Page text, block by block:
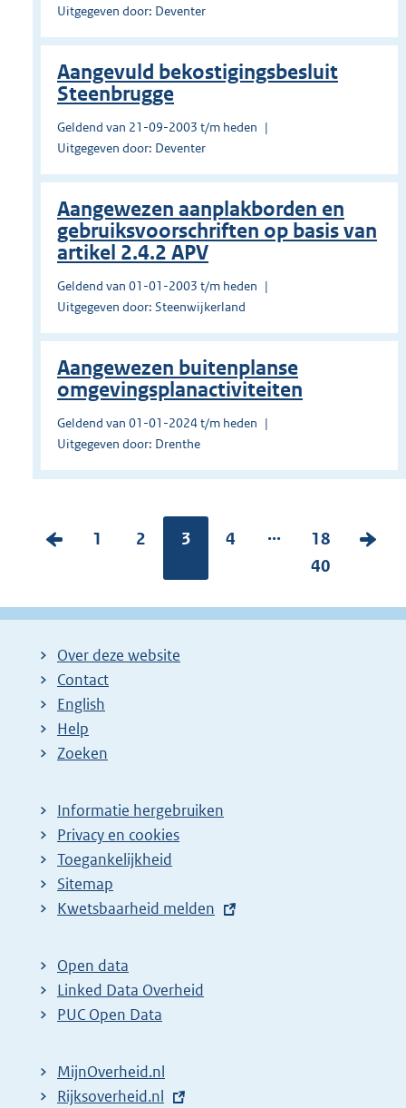
Uitgegeven door: Deventer
Aangevuld bekostigingsbesluit
Steenbrugge
Geldend van 21-09-2003 t/m heden
Uitgegeven door: Deventer
Aangewezen aanplakborden en
gebruiksvoorschriften op basis van
artikel 2.4.2 APV
Geldend van 01-01-2003 t/m heden
Uitgegeven door: Steenwijkerland
Aangewezen buitenplanse
omgevingsplanactiviteiten
Geldend van 01-01-2024 t/m heden
Uitgegeven door: Drenthe
V
i
g
e
p
a
g
n
a
z
o
e
r
e
s
l
P
i
n
a
:
1
P
i
n
2 Pagina:
3
P
i
4 ...
P
a
i
18
40
V
g
Over deze website
Contact
English
Help
Zoeken
Informatie hergebruiken
Privacy en cookies
Toegankelijkheid
Sitemap
E
t
e
r
l
Kwetsbaarheid melden
Open data
Linked Data Overheid
PUC Open Data
MijnOverheid.nl
E
Rijksoverheid.nl